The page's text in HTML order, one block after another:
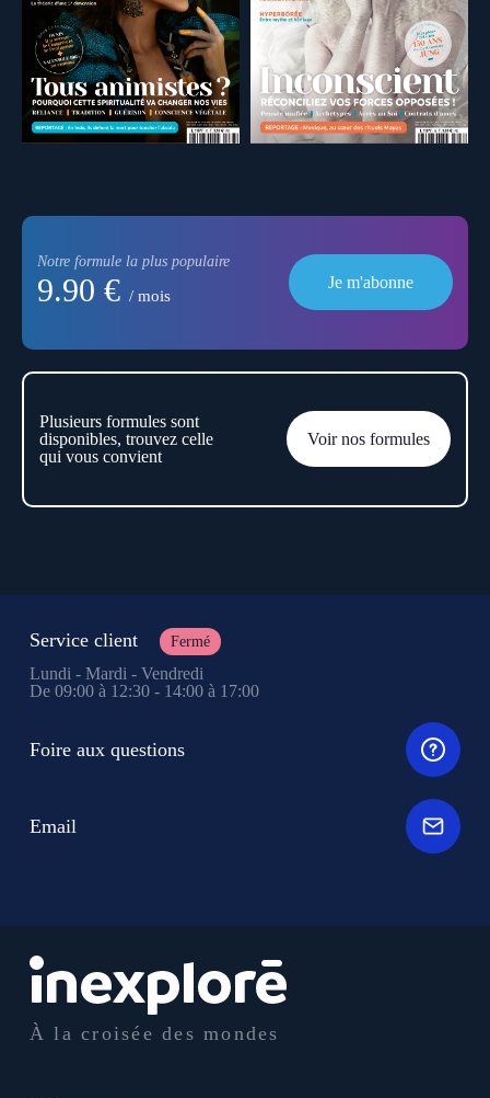
Notre formule la plus populaire
9.90 € / mois
Je m'abonne
Plusieurs formules sont
disponibles, trouvez celle
qui vous convient
Voir nos formules
À la croisée des mondes
Service client Fermé
Lundi - Mardi - Vendredi
De 09:00 à 12:30 - 14:00 à 17:00
Foire aux questions
Email